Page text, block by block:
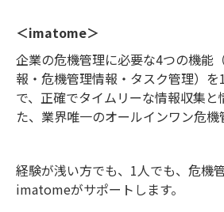
＜imatome＞
企業の危機管理に必要な4つの機能
報・危機管理情報・タスク管理）を
で、正確でタイムリーな情報収集と
た、業界唯一のオールインワン危機
経験が浅い方でも、1人でも、危機
imatomeがサポートします。